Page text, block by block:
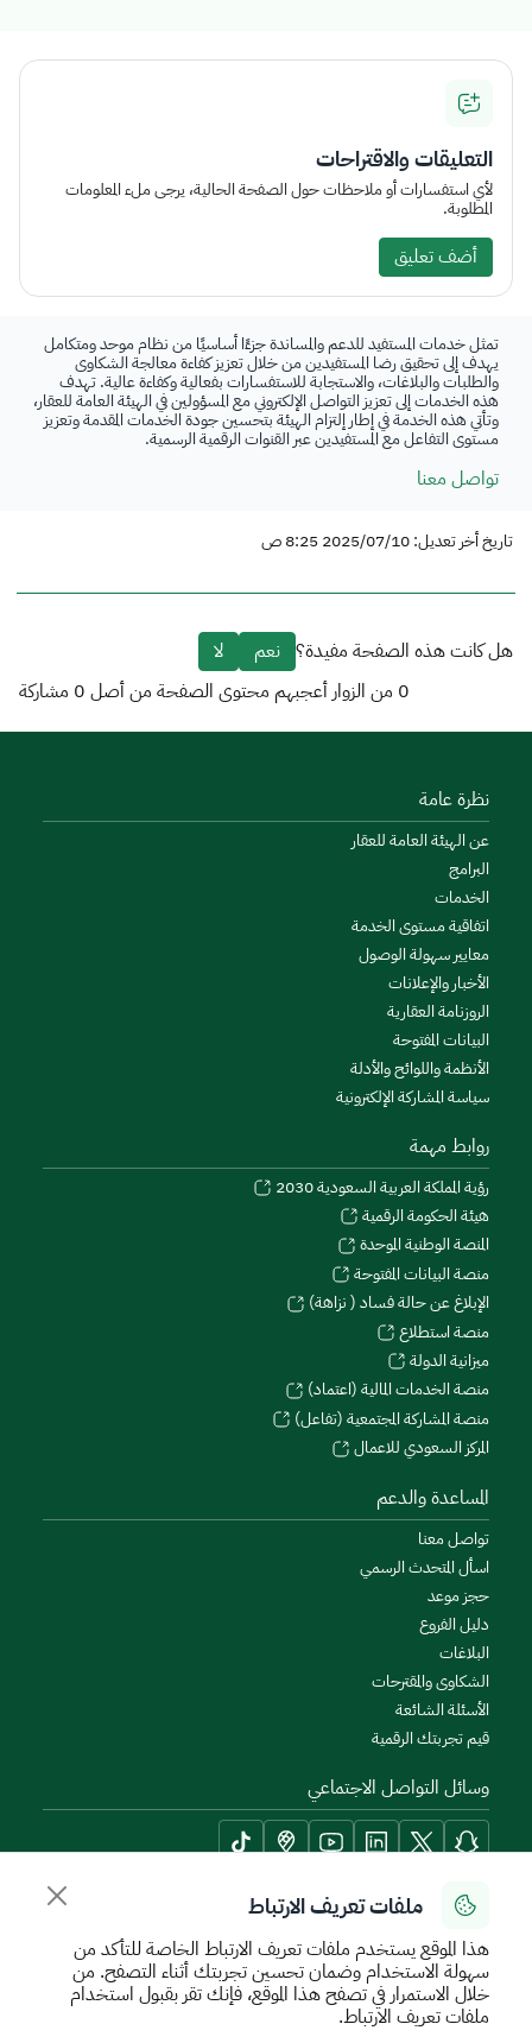
ملفات تعريف الارتباط
هذا الموقع يستخدم ملفات تعريف الارتباط الخاصة للتأكد من
سهولة الاستخدام وضمان تحسين تجربتك أثناء التصفح. من
خلال الاستمرار في تصفح هذا الموقع، فإنك تقر بقبول استخدام
ملفات تعريف الارتباط.
التعليقات والاقتراحات
لأي استفسارات أو ملاحظات حول الصفحة الحالية، يرجى ملء المعلومات
المطلوبة.
أضف تعليق
تمثل خدمات المستفيد للدعم والمساندة جزءًا أساسيًا من نظام موحد ومتكامل
يهدف إلى تحقيق رضا المستفيدين من خلال تعزيز كفاءة معالجة الشكاوى
والطلبات والبلاغات، والاستجابة للاستفسارات بفعالية وكفاءة عالية. تهدف
هذه الخدمات إلى تعزيز التواصل الإلكتروني مع المسؤولين في الهيئة العامة للعقار،
وتأتي هذه الخدمة في إطار إلتزام الهيئة بتحسين جودة الخدمات المقدمة وتعزيز
مستوى التفاعل مع المستفيدين عبر القنوات الرقمية الرسمية.
تواصل معنا
تاريخ أخر تعديل: 2025/07/10 8:25 ص
هل كانت هذه الصفحة مفيدة؟ نعم
لا
0 من الزوار أعجبهم محتوى الصفحة من أصل 0 مشاركة
نظرة عامة
عن الهيئة العامة للعقار
البرامج
الخدمات
اتفاقية مستوى الخدمة
معايير سهولة الوصول
الأخبار والإعلانات
الروزنامة العقارية
البيانات المفتوحة
الأنظمة واللوائح والأدلة
سياسة المشاركة الإلكترونية
روابط مهمة
رؤية المملكة العربية السعودية 2030
هيئة الحكومة الرقمية
المنصة الوطنية الموحدة
منصة البيانات المفتوحة
الإبلاغ عن حالة فساد ( نزاهة)
منصة استطلاع
ميزانية الدولة
منصة الخدمات المالية (اعتماد)
منصة المشاركة المجتمعية (تفاعل)
المركز السعودي للاعمال
المساعدة والدعم
تواصل معنا
اسأل المتحدث الرسمي
حجز موعد
دليل الفروع
البلاغات
الشكاوى والمقترحات
الأسئلة الشائعة
قيم تجربتك الرقمية
وسائل التواصل الاجتماعي
أدوات الإتاحة وامكانية الوصول